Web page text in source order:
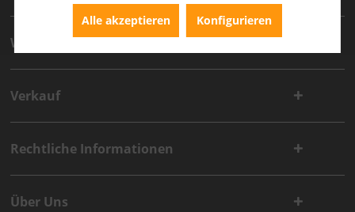
Wichtige technische Artikelinformation
Verkauf
Rechtliche Informationen
Über Uns
Alle akzeptieren Konfigurieren